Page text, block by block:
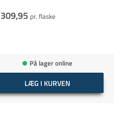
309,95 pr. flaske
På lager online
LÆG I KURVEN